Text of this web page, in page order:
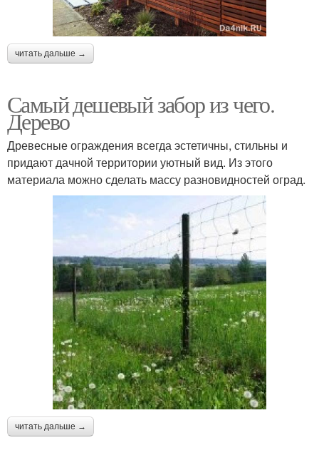
читать дальше →
Самый дешевый забор из чего.
Дерево
Древесные ограждения всегда эстетичны, стильны и
придают дачной территории уютный вид. Из этого
материала можно сделать массу разновидностей оград.
читать дальше →